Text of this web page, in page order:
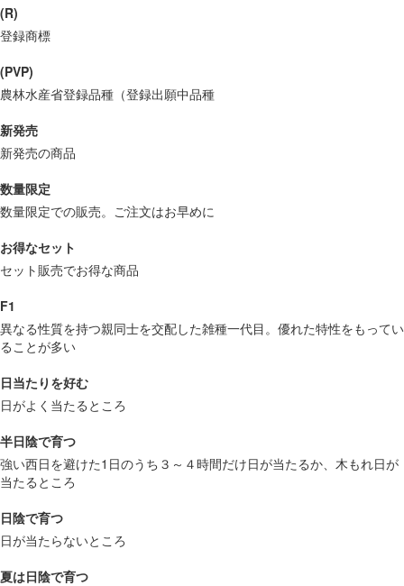
(R)
登録商標
(PVP)
農林水産省登録品種（登録出願中品種
新発売
新発売の商品
数量限定
数量限定での販売。ご注文はお早めに
お得なセット
セット販売でお得な商品
F1
異なる性質を持つ親同士を交配した雑種一代目。優れた特性をもってい
ることが多い
日当たりを好む
日がよく当たるところ
半日陰で育つ
強い西日を避けた1日のうち３～４時間だけ日が当たるか、木もれ日が
当たるところ
日陰で育つ
日が当たらないところ
夏は日陰で育つ